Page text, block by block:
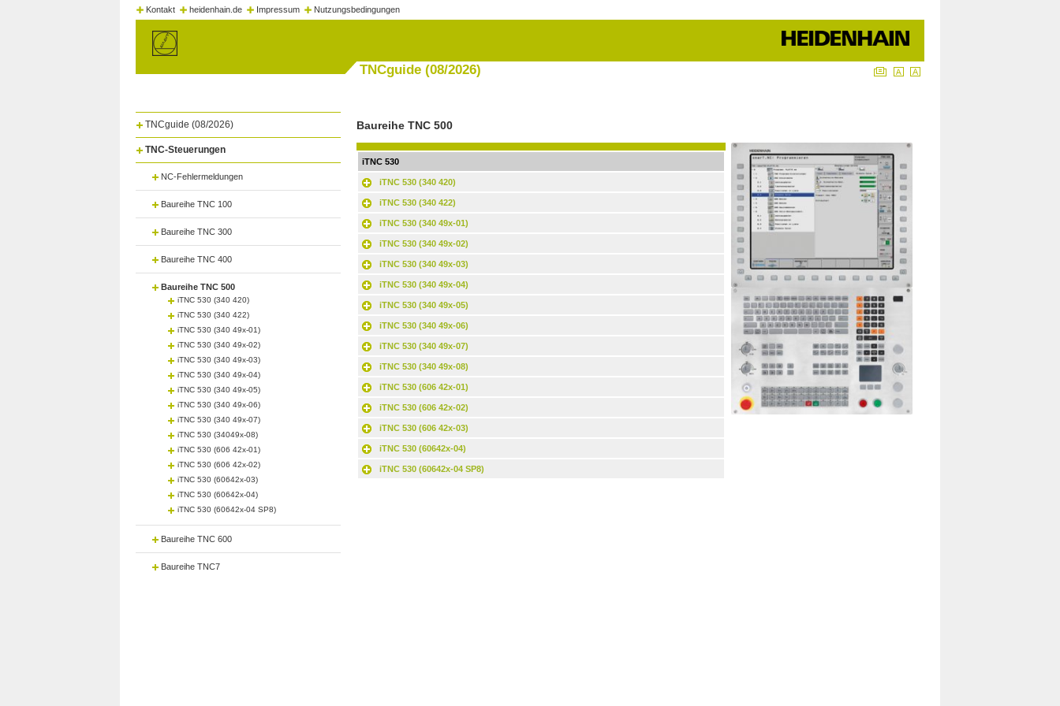
Kontakt heidenhain.de Impressum Nutzungsbedingungen
TNCguide (08/2026)
TNCguide (08/2026)
TNC-Steuerungen
NC-Fehlermeldungen
Baureihe TNC 100
Baureihe TNC 300
Baureihe TNC 400
Baureihe TNC 500
iTNC 530 (340 420)
iTNC 530 (340 422)
iTNC 530 (340 49x-01)
iTNC 530 (340 49x-02)
iTNC 530 (340 49x-03)
iTNC 530 (340 49x-04)
iTNC 530 (340 49x-05)
iTNC 530 (340 49x-06)
iTNC 530 (340 49x-07)
iTNC 530 (34049x-08)
iTNC 530 (606 42x-01)
iTNC 530 (606 42x-02)
iTNC 530 (60642x-03)
iTNC 530 (60642x-04)
iTNC 530 (60642x-04 SP8)
Baureihe TNC 600
Baureihe TNC7
Baureihe TNC 500
iTNC 530
iTNC 530 (340 420)
iTNC 530 (340 422)
iTNC 530 (340 49x-01)
iTNC 530 (340 49x-02)
iTNC 530 (340 49x-03)
iTNC 530 (340 49x-04)
iTNC 530 (340 49x-05)
iTNC 530 (340 49x-06)
iTNC 530 (340 49x-07)
iTNC 530 (340 49x-08)
iTNC 530 (606 42x-01)
iTNC 530 (606 42x-02)
iTNC 530 (606 42x-03)
iTNC 530 (60642x-04)
iTNC 530 (60642x-04 SP8)